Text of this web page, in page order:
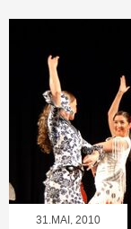
31.MAI, 2010